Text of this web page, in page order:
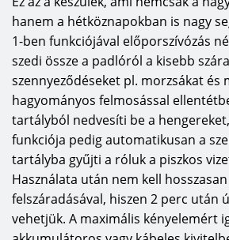
hanem a hétköznapokban is nagy
1-ben funkciójával előporszívózás
szedi össze a padlóról a kisebb
szennyeződéseket pl. morzsákat és
hagyományos felmosással
tartályból nedvesíti be a
funkciója pedig automatikusan a
tartályba gyűjti a róluk a piszkos
Használata után nem kell
felszáradásával, hiszen 2 perc után
vehetjük. A maximális kényelemért